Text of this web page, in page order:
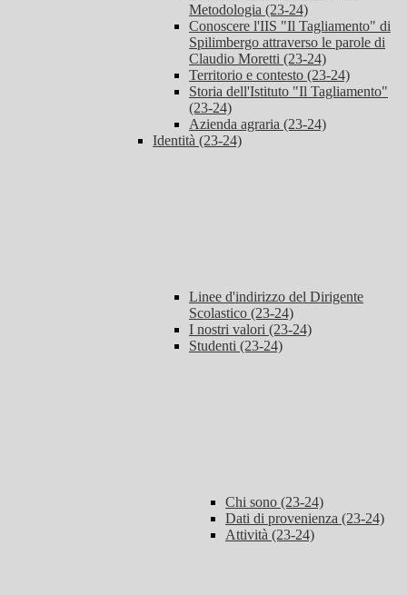
Metodologia (23-24)
Conoscere l'IIS "Il Tagliamento" di
Spilimbergo attraverso le parole di
Claudio Moretti (23-24)
Territorio e contesto (23-24)
Storia dell'Istituto "Il Tagliamento"
(23-24)
Azienda agraria (23-24)
Identità (23-24)
Linee d'indirizzo del Dirigente
Scolastico (23-24)
I nostri valori (23-24)
Studenti (23-24)
Chi sono (23-24)
Dati di provenienza (23-24)
Attività (23-24)